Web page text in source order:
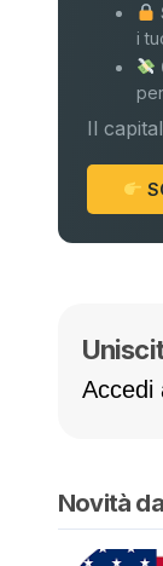
i
Il
Accedi
Novità